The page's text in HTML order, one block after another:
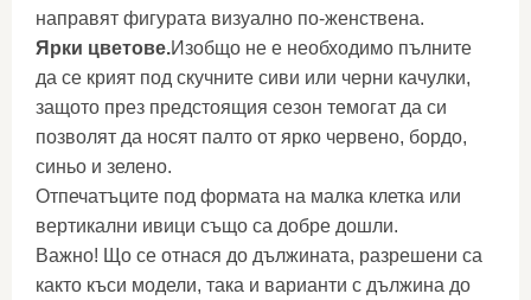
направят фигурата визуално по-женствена.
Ярки цветове.Изобщо не е необходимо пълните
да се крият под скучните сиви или черни качулки,
защото през предстоящия сезон темогат да си
позволят да носят палто от ярко червено, бордо,
синьо и зелено.
Отпечатъците под формата на малка клетка или
вертикални ивици също са добре дошли.
Важно! Що се отнася до дължината, разрешени са
както къси модели, така и варианти с дължина до